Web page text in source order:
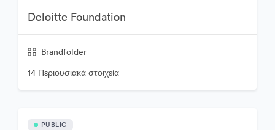
Deloitte Foundation
Brandfolder
14 Περιουσιακά στοιχεία
PUBLIC